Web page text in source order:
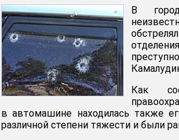
Архив NEWSru.com
В
Как
в автомашине находилась также
различной степени тяжести и были